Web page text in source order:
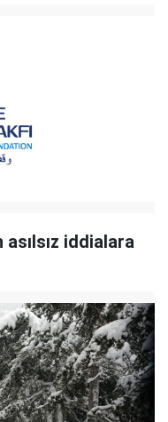
iddialara